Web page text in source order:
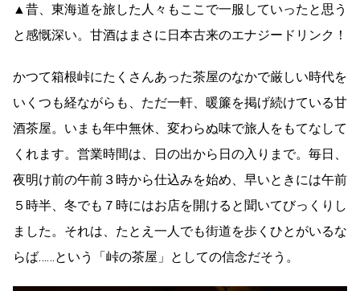
▲昔、東海道を旅した人々もここで一服していったと思う
と感慨深い。甘酒はまさに日本古来のエナジードリンク！
かつて箱根峠にたくさんあった茶屋のなかで厳しい時代を
いくつも経ながらも、ただ一軒、暖簾を掲げ続けている甘
酒茶屋。いまも年中無休、変わらぬ味で旅人をもてなして
くれます。営業時間は、日の出から日の入りまで。毎日、
夜明け前の午前３時から仕込みを始め、早いときには午前
５時半、冬でも７時にはお店を開けると聞いてびっくりし
ました。それは、たとえ一人でも街道を歩くひとがいるな
らば……という「峠の茶屋」としての信念だそう。